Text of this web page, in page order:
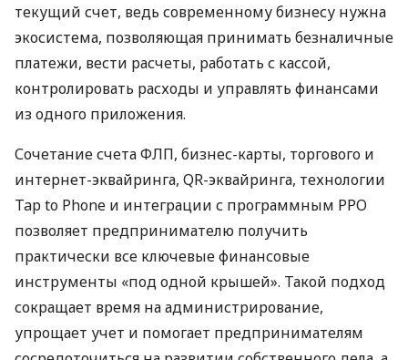
текущий счет, ведь современному бизнесу нужна
экосистема, позволяющая принимать безналичные
платежи, вести расчеты, работать с кассой,
контролировать расходы и управлять финансами
из одного приложения.
Сочетание счета ФЛП, бизнес-карты, торгового и
интернет-эквайринга, QR-эквайринга, технологии
Tap to Phone и интеграции с программным РРО
позволяет предпринимателю получить
практически все ключевые финансовые
инструменты «под одной крышей». Такой подход
сокращает время на администрирование,
упрощает учет и помогает предпринимателям